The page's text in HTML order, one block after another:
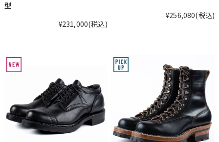
型
¥231,000(税込)
¥256,080(税込)